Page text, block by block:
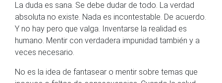
La duda es sana. Se debe dudar de todo. La verdad
absoluta no existe. Nada es incontestable. De acuerdo.
Y no hay pero que valga. Inventarse la realidad es
humano. Mentir con verdadera impunidad también y a
veces necesario.
No es la idea de fantasear o mentir sobre temas que